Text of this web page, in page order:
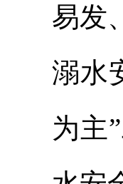
易发
溺水
为主